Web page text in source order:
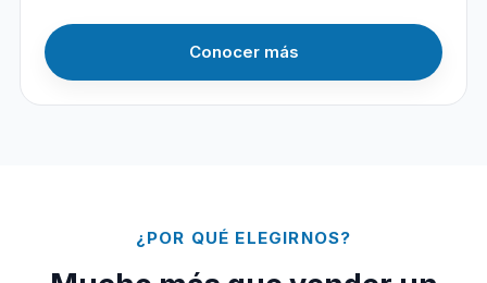
Conocer más
¿POR QUÉ ELEGIRNOS?